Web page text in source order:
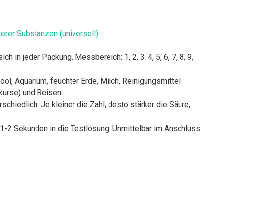
Substanzen (universell)
in jeder Packung. Messbereich: 1, 2, 3, 4, 5, 6, 7, 8, 9,
Aquarium, feuchter Erde, Milch, Reinigungsmittel,
und Reisen.
Je kleiner die Zahl, desto stärker die Säure,
2 Sekunden in die Testlösung. Unmittelbar im Anschluss